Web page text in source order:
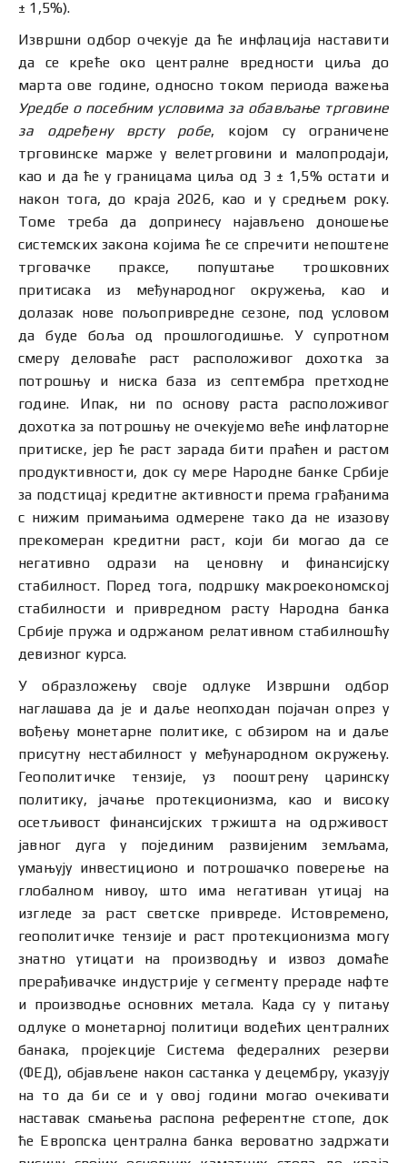
± 1,5%).
Извршни одбор очекује да ће инфлација наставити
да се креће око централне вредности циља до
марта ове године, односно током периода важења
Уредбе о посебним условима за обављање трговине
за одређену врсту робе, којом су ограничене
трговинске марже у велетрговини и малопродаји,
као и да ће у границама циља од 3 ± 1,5% остати и
након тога, до краја 2026, као и у средњем року.
Томе треба да допринесу најављено доношење
системских закона којима ће се спречити непоштене
трговачке праксе, попуштање трошковних
притисака из међународног окружења, као и
долазак нове пољопривредне сезоне, под условом
да буде боља од прошлогодишње. У супротном
смеру деловаће раст расположивог дохотка за
потрошњу и ниска база из септембра претходне
године. Ипак, ни по основу раста расположивог
дохотка за потрошњу не очекујемо веће инфлаторне
притиске, јер ће раст зарада бити праћен и растом
продуктивности, док су мере Народне банке Србије
за подстицај кредитне активности према грађанима
с нижим примањима одмерене тако да не изазову
прекомеран кредитни раст, који би могао да се
негативно одрази на ценовну и финансијску
стабилност. Поред тога, подршку макроекономској
стабилности и привредном расту Народна банка
Србије пружа и одржаном релативном стабилношћу
девизног курса.
У образложењу своје одлуке Извршни одбор
наглашава да је и даље неопходан појачан опрез у
вођењу монетарне политике, с обзиром на и даље
присутну нестабилност у међународном окружењу.
Геополитичке тензије, уз пооштрену царинску
политику, јачање протекционизма, као и високу
осетљивост финансијских тржишта на одрживост
јавног дуга у појединим развијеним земљама,
умањују инвестиционо и потрошачко поверење на
глобалном нивоу, што има негативан утицај на
изгледе за раст светске привреде. Истовремено,
геополитичке тензије и раст протекционизма могу
знатно утицати на производњу и извоз домаће
прерађивачке индустрије у сегменту прераде нафте
и производње основних метала. Када су у питању
одлуке о монетарној политици водећих централних
банака, пројекције Система федералних резерви
(ФЕД), објављене након састанка у децембру, указују
на то да би се и у овој години могао очекивати
наставак смањења распона референтне стопе, док
ће Европска централна банка вероватно задржати